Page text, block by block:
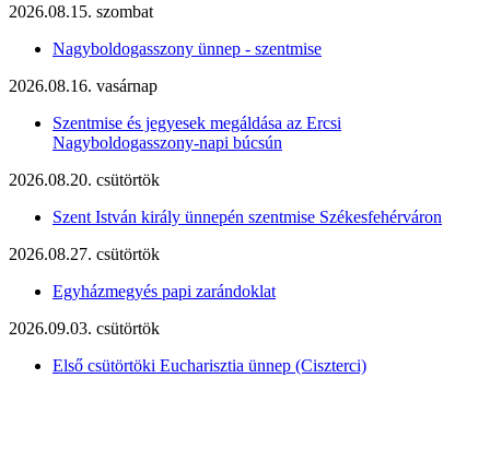
2026.08.15. szombat
Nagyboldogasszony ünnep - szentmise
2026.08.16. vasárnap
Szentmise és jegyesek megáldása az Ercsi
Nagyboldogasszony-napi búcsún
2026.08.20. csütörtök
Szent István király ünnepén szentmise Székesfehérváron
2026.08.27. csütörtök
Egyházmegyés papi zarándoklat
2026.09.03. csütörtök
Első csütörtöki Eucharisztia ünnep (Ciszterci)